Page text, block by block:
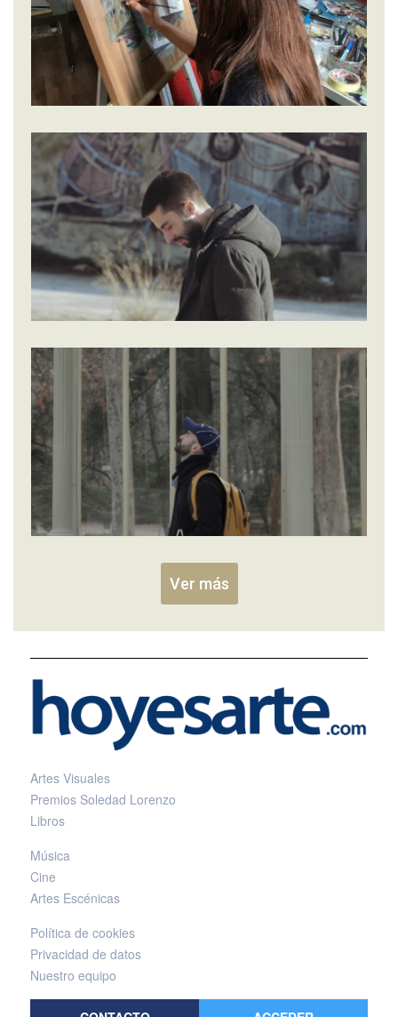
Ver más
Artes Visuales
Premios Soledad Lorenzo
Libros
Música
Cine
Artes Escénicas
Política de cookies
Privacidad de datos
Nuestro equipo